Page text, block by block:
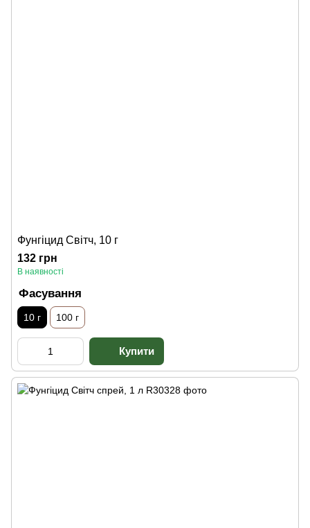
Фунгіцид Світч, 10 г
132 грн
В наявності
Фасування
10 г 100 г